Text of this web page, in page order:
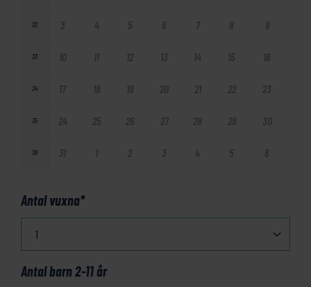
32 3 4 5 6 7 8 9
33 10 11 12 13 14 15 16
34 17 18 19 20 21 22 23
35 24 25 26 27 28 29 30
36 31 1 2 3 4 5 6
Antal vuxna*
Antal barn 2-11 år